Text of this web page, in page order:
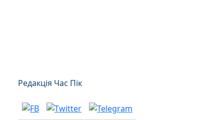
Редакція Час Пік